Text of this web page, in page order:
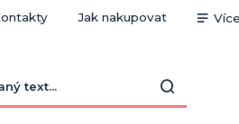
Jak nakupovat Více